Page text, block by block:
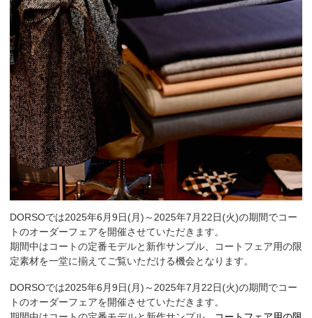
DORSOでは2025年6月9日(月)～2025年7月22日(火)の期間でコー
トのオーダーフェアを開催させていただきます。
期間中はコートの定番モデルと新作サンプル、コートフェア用の限
定素材を一堂に揃えてご覧いただける機会となります。
DORSOでは2025年6月9日(月)～2025年7月22日(火)の期間でコー
トのオーダーフェアを開催させていただきます。